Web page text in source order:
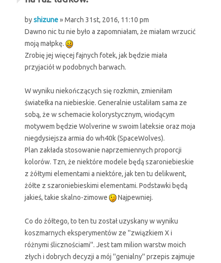
byshizune» March 31st, 2016, 11:10 pm
Dawno nic tu nie było a zapomniałam, że miałam wrzucić
moją małpkę.
Zrobię jej więcej fajnych fotek, jak będzie miała
przyjaciół w podobnych barwach.
W wyniku niekończących się rozkmin, zmieniłam
światełka na niebieskie. Generalnie ustaliłam sama ze
sobą, że w schemacie kolorystycznym, wiodącym
motywem będzie Wolverine w swoim lateksie oraz moja
niegdysiejsza armia do wh40k (SpaceWolves).
Plan zakłada stosowanie naprzemiennych proporcji
kolorów. Tzn, że niektóre modele będą szaroniebieskie
z żółtymi elementami a niektóre, jak ten tu delikwent,
żółte z szaroniebieskimi elementami. Podstawki będą
jakieś, takie skalno-zimowe
Najpewniej.
Co do żółtego, to ten tu został uzyskany w wyniku
koszmarnych eksperymentów ze ''związkiem X i
różnymi ślicznościami''. Jest tam milion warstw moich
złych i dobrych decyzji a mój ''genialny'' przepis zajmuje